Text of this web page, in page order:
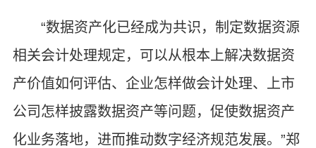
“数据资产化已经成为共识，制定数据资源
相关会计处理规定，可以从根本上解决数据资
产价值如何评估、企业怎样做会计处理、上市
公司怎样披露数据资产等问题，促使数据资产
化业务落地，进而推动数字经济规范发展。”郑